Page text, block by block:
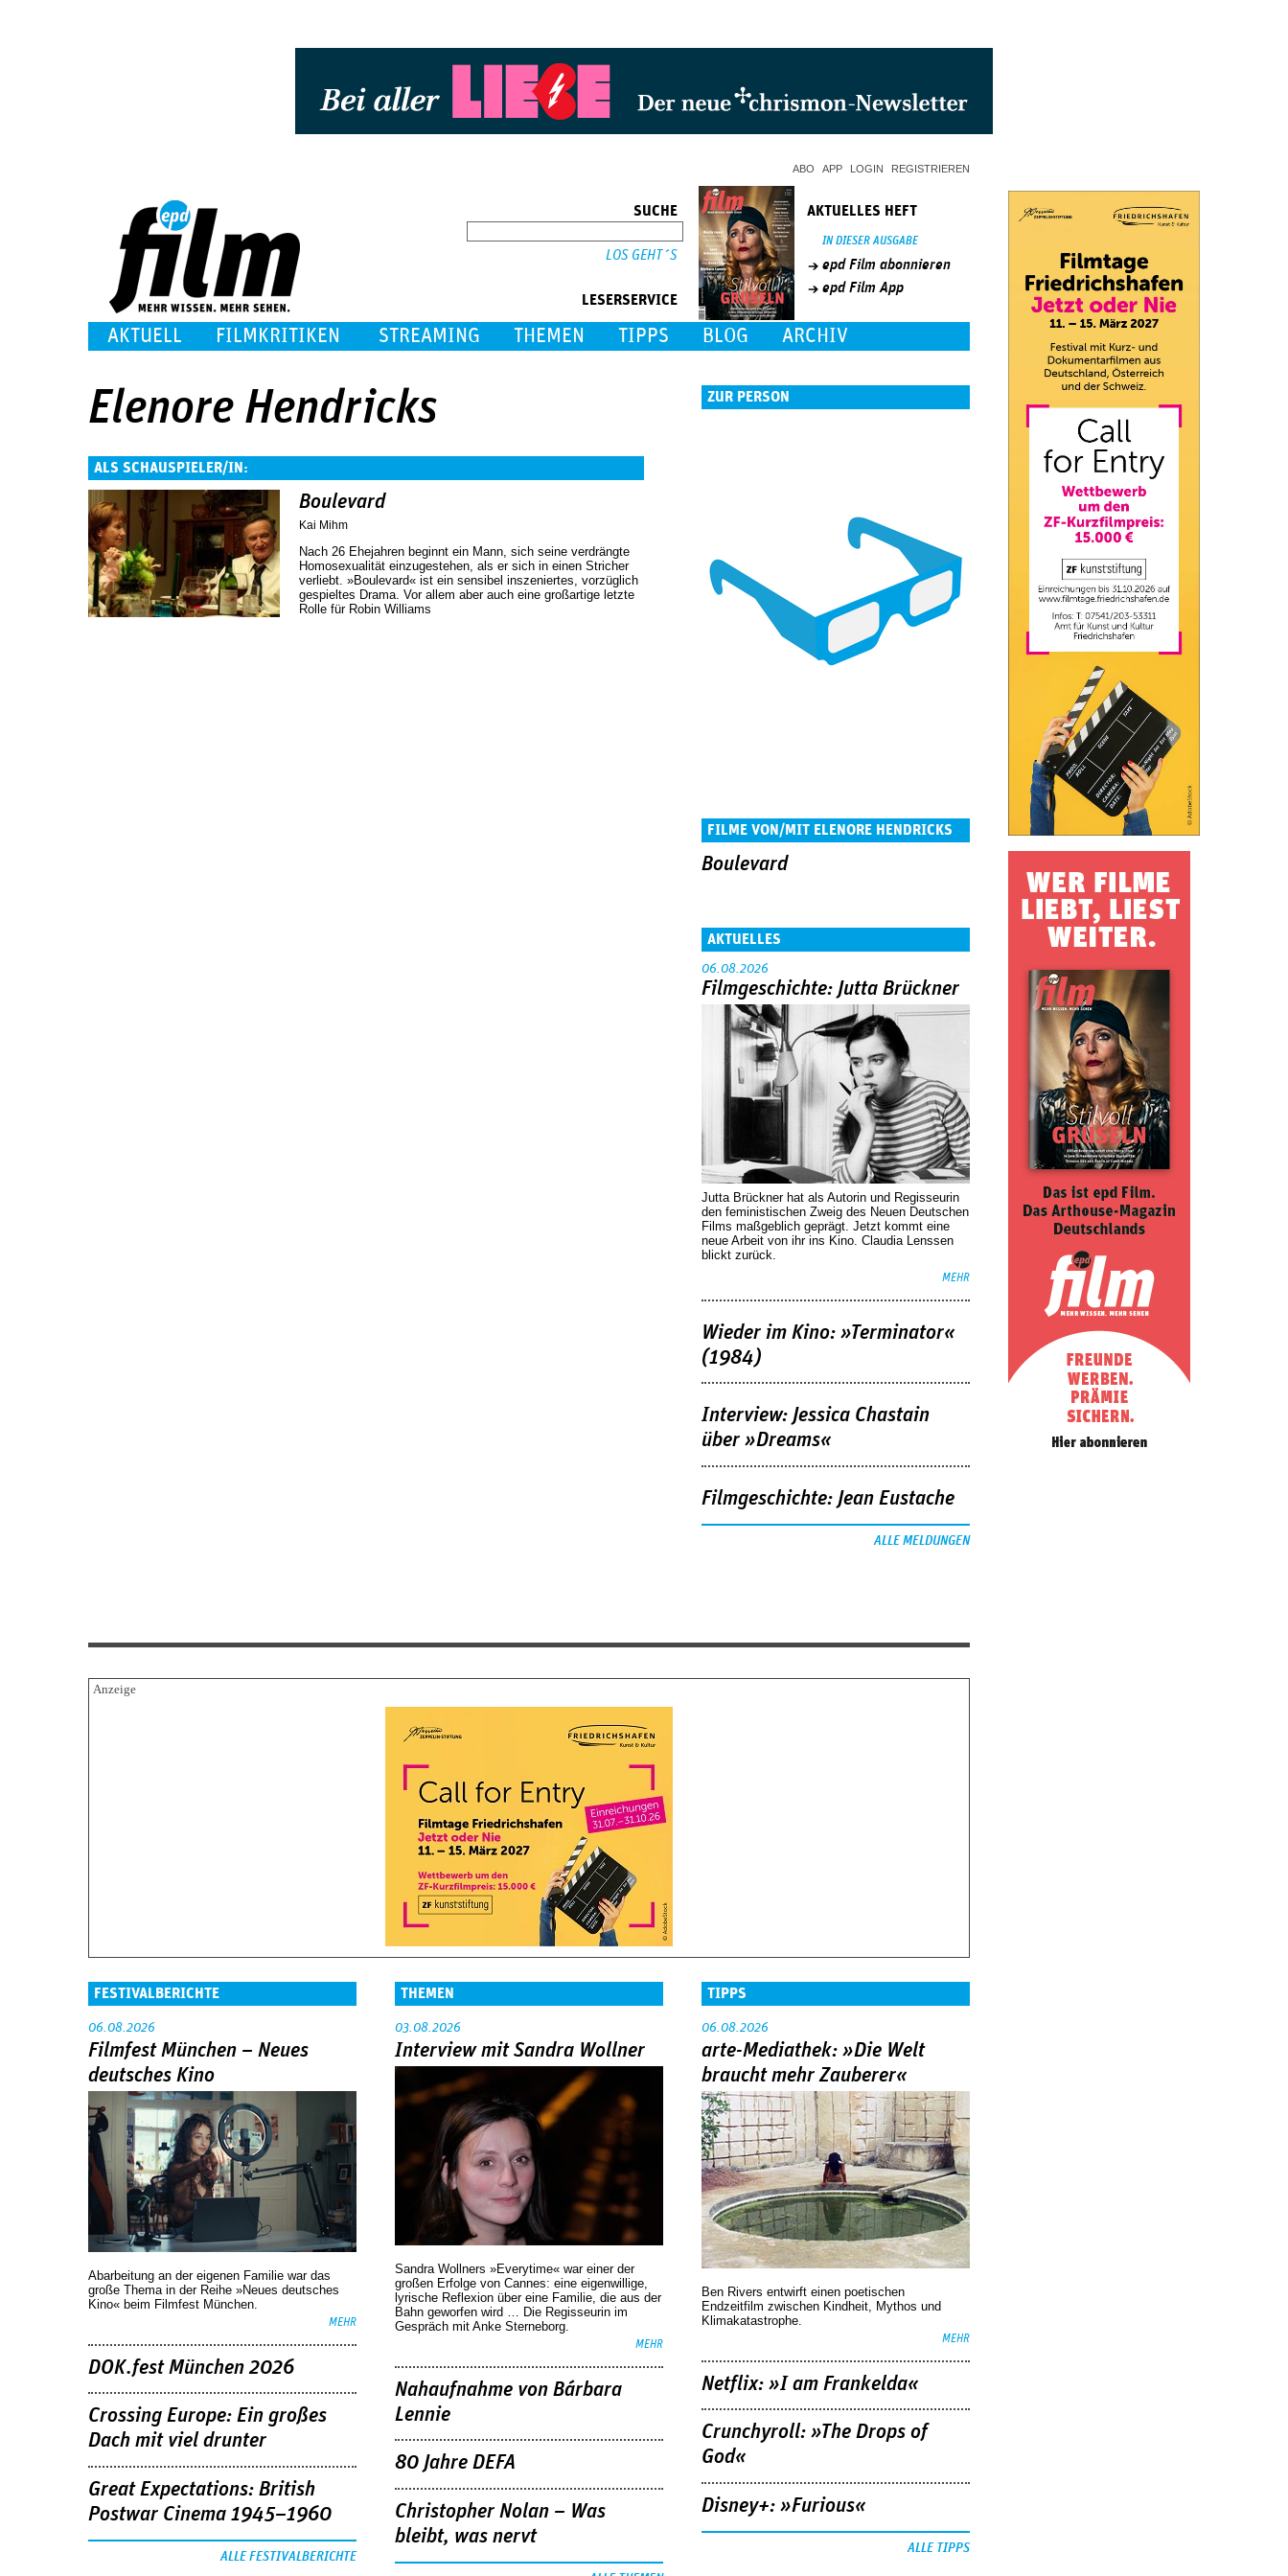
ABO APP LOGIN REGISTRIEREN
SUCHE
LESERSERVICE
AKTUELLES HEFT
IN DIESER AUSGABE
epd Film abonnieren
epd Film App
AKTUELL FILMKRITIKEN STREAMING THEMEN TIPPS BLOG ARCHIV
Elenore Hendricks
ALS SCHAUSPIELER/IN:
Boulevard
Kai Mihm
Nach 26 Ehejahren beginnt ein Mann, sich seine verdrängte
Homosexualität einzugestehen, als er sich in einen Stricher
verliebt. »Boulevard« ist ein sensibel inszeniertes, vorzüglich
gespieltes Drama. Vor allem aber auch eine großartige letzte
Rolle für Robin Williams
ZUR PERSON
FILME VON/MIT ELENORE HENDRICKS
Boulevard
AKTUELLES
06.08.2026
Filmgeschichte: Jutta Brückner
Jutta Brückner hat als Autorin und Regisseurin
den feministischen Zweig des Neuen Deutschen
Films maßgeblich geprägt. Jetzt kommt eine
neue Arbeit von ihr ins Kino. Claudia Lenssen
blickt zurück.
MEHR
Wieder im Kino: »Terminator«
(1984)
Interview: Jessica Chastain
über »Dreams«
Filmgeschichte: Jean Eustache
ALLE MELDUNGEN
FESTIVALBERICHTE
06.08.2026
Filmfest München – Neues
deutsches Kino
Abarbeitung an der eigenen Familie war das
große Thema in der Reihe »Neues deutsches
Kino« beim Filmfest München.
MEHR
DOK.fest München 2026
Crossing Europe: Ein großes
Dach mit viel drunter
Great Expectations: British
Postwar Cinema 1945–1960
ALLE FESTIVALBERICHTE
THEMEN
03.08.2026
Interview mit Sandra Wollner
Sandra Wollners »Everytime« war einer der
großen Erfolge von Cannes: eine eigenwillige,
lyrische Reflexion über eine ­Familie, die aus der
Bahn geworfen wird … Die Regisseurin im
Gespräch mit Anke Sterneborg.
MEHR
Nahaufnahme von Bárbara
Lennie
80 Jahre DEFA
Christopher Nolan – Was
bleibt, was nervt
TIPPS
06.08.2026
arte-Mediathek: »Die Welt
braucht mehr Zauberer«
Ben Rivers entwirft einen poetischen
Endzeitfilm zwischen Kindheit, Mythos und
Klimakatastrophe.
MEHR
Netflix: »I am Frankelda«
Crunchyroll: »The Drops of
God«
Disney+: »Furious«
ALLE TIPPS